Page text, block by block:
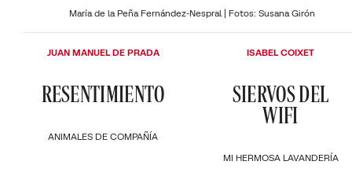
María de la Peña Fernández-Nespral | Fotos: Susana Girón
ANIMALES DE COMPAÑÍA
RESENTIMIENTO
JUAN MANUEL DE PRADA
MI HERMOSA LAVANDERÍA
SIERVOS DEL
WIFI
ISABEL COIXET